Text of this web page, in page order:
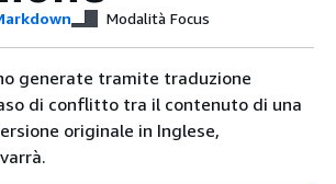
Modalità Focus
generate tramite traduzione
di conflitto tra il contenuto di una
originale in Inglese,